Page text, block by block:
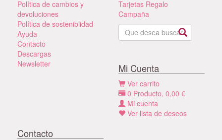
Política de cambios y
devoluciones
Política de sosteniblidad
Ayuda
Contacto
Descargas
Newsletter
Tarjetas Regalo
Campaña
Mi Cuenta
Ver carrito
0 Producto, 0,00 €
Mi cuenta
Ver lista de deseos
Contacto